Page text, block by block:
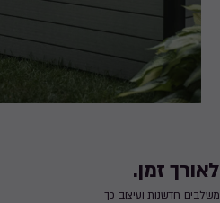
זמן.
חדשנות ועיצוב כך